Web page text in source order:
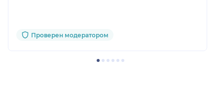
Проверен модератором